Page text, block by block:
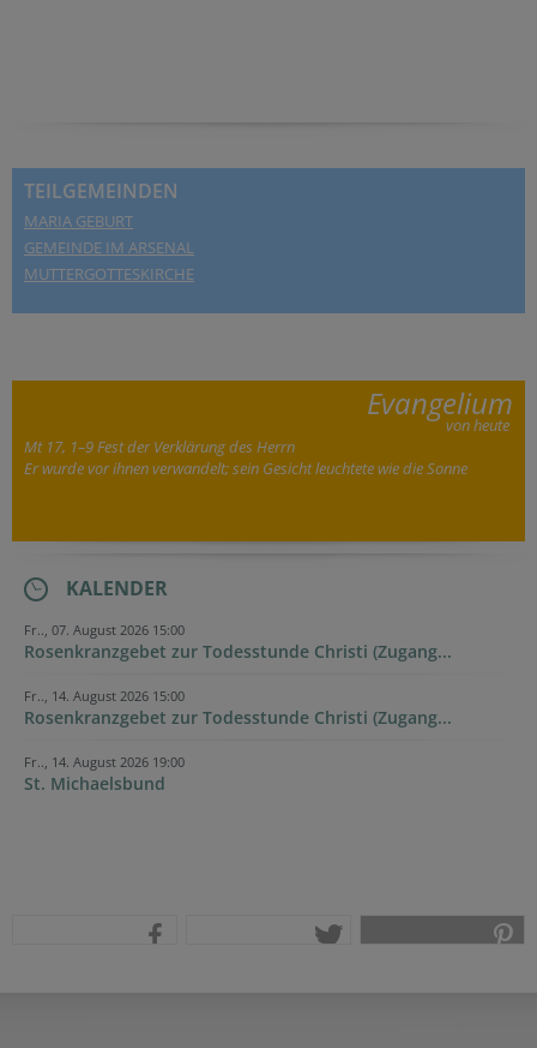
TEILGEMEINDEN
MARIA GEBURT
GEMEINDE IM ARSENAL
MUTTERGOTTESKIRCHE
Evangelium
von heute
Mt 17, 1–9 Fest der Verklärung des Herrn
Er wurde vor ihnen verwandelt; sein Gesicht leuchtete wie die Sonne
KALENDER
Fr.., 07. August 2026 15:00
Rosenkranzgebet zur Todesstunde Christi (Zugang...
Fr.., 14. August 2026 15:00
Rosenkranzgebet zur Todesstunde Christi (Zugang...
Fr.., 14. August 2026 19:00
St. Michaelsbund